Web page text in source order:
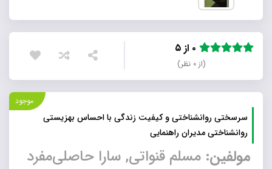
(از ۰ نظر)
موجود
سرسختی روانشناختی و کیفیت زندگی با احساس بهزیستی
روانشناختی مدیران راهنمایی
مولفین: مسلم قنواتی, سارا حاصلی‌مفرد